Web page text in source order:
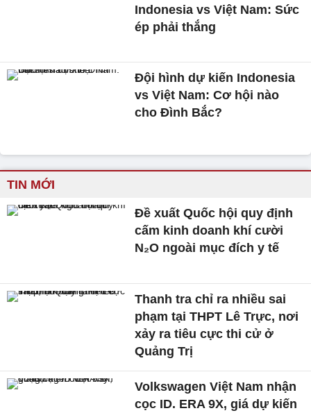
Indonesia vs Việt Nam: Sức
ép phải thắng
Đội hình dự kiến Indonesia
vs Việt Nam: Cơ hội nào
cho Đình Bắc?
TIN MỚI
Đề xuất Quốc hội quy định
cấm kinh doanh khí cười
N₂O ngoài mục đích y tế
Thanh tra chỉ ra nhiều sai
phạm tại THPT Lê Trực, nơi
xảy ra tiêu cực thi cử ở
Quảng Trị
Volkswagen Việt Nam nhận
cọc ID. ERA 9X, giá dự kiến